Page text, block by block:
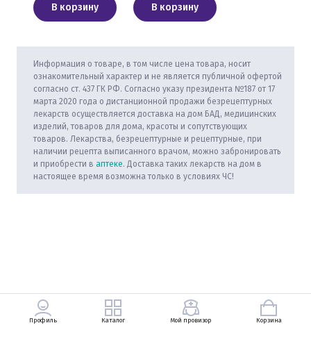
В корзину В корзину
Информация о товаре, в том числе цена товара, носит
ознакомительный характер и не является публичной офертой
согласно ст. 437 ГК РФ. Согласно указу президента №187 от 17
марта 2020 года о дистанционной продажи безрецептурных
лекарств осуществляется доставка на дом БАД, медицинских
изделий, товаров для дома, красоты и сопутствующих
товаров. Лекарства, безрецептурные и рецептурные, при
наличии рецепта выписанного врачом, можно забронировать
и приобрести в аптеке. Доставка таких лекарств на дом в
настоящее время возможна только в условиях ЧС!
Профиль Каталог Мой провизор Корзина